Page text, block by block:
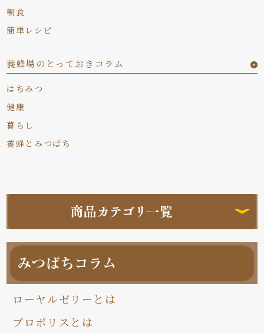
朝食
簡単レシピ
養蜂場のとっておきコラム
はちみつ
健康
暮らし
養蜂とみつばち
ローヤルゼリーとは
プロポリスとは